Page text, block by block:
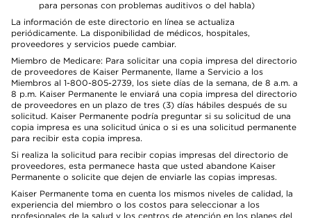
para personas con problemas auditivos o del habla)
La información de este directorio en línea se actualiza
periódicamente. La disponibilidad de médicos, hospitales,
proveedores y servicios puede cambiar.
Miembro de Medicare: Para solicitar una copia impresa del directorio
de proveedores de Kaiser Permanente, llame a Servicio a los
Miembros al 1-800-805-2739, los siete días de la semana, de 8 a.m. a
8 p.m. Kaiser Permanente le enviará una copia impresa del directorio
de proveedores en un plazo de tres (3) días hábiles después de su
solicitud. Kaiser Permanente podría preguntar si su solicitud de una
copia impresa es una solicitud única o si es una solicitud permanente
para recibir esta copia impresa.
Si realiza la solicitud para recibir copias impresas del directorio de
proveedores, esta permanece hasta que usted abandone Kaiser
Permanente o solicite que dejen de enviarle las copias impresas.
Kaiser Permanente toma en cuenta los mismos niveles de calidad, la
experiencia del miembro o los costos para seleccionar a los
profesionales de la salud y los centros de atención en los planes del